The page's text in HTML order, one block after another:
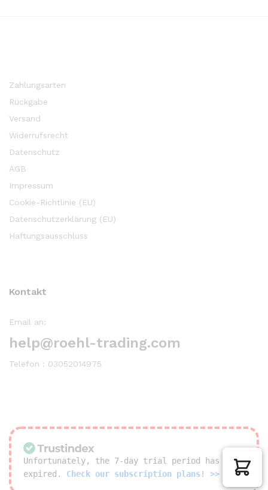
Zahlungsarten
Rückgabe
Versand
Widerrufsrecht
Datenschutz
AGB
Impressum
Cookie-Richtlinie (EU)
Datenschutzerklärung (EU)
Haftungsausschluss
Kontakt
Email an:
help@roehl-trading.com
Telefon : 03052014975
Unfortunately, the 7-day trial period has
expired. Check our subscription plans! >>